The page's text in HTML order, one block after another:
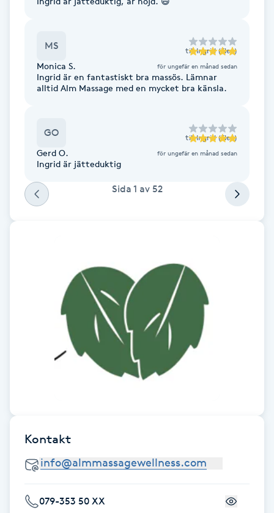
Fransrengöring
Frekvensterapi
Friskvårdsmassage
Frisör
Funktionsanalys
Gellack med förstärkning
Gravidmassage
Gravidyoga
MS till Ingrid (Elev)
Monica S. för ungefär en månad sedan
Ingrid är en fantastiskt bra massös. Lämnar
alltid Alm Massage med en mycket bra känsla.
GO till Ingrid (Elev)
Gerd O. för ungefär en månad sedan
Ingrid är jätteduktig
Sida 1 av 52
Kontakt
079-353 50 XX